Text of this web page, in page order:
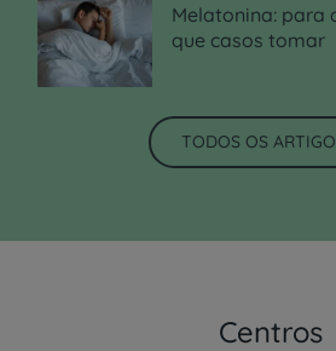
Melatonina: para
que casos tomar
TODOS OS
Centros